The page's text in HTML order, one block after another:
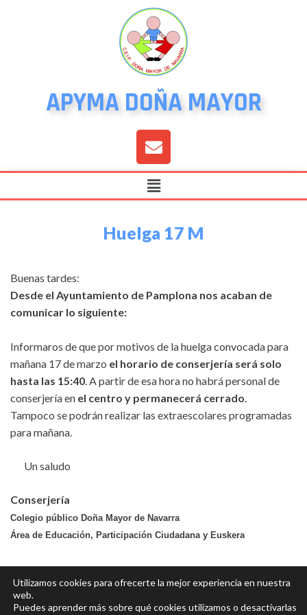
APYMA DOÑA MAYOR
Huelga 17 M
Buenas tardes:
Desde el Ayuntamiento de Pamplona nos acaban de
comunicar lo siguiente:
Informaros de que por motivos de la huelga convocada para
mañana 17 de marzo el horario de conserjería será solo
hasta las 15:40. A partir de esa hora no habrá personal de
conserjería en el centro y permanecerá cerrado.
Tampoco se podrán realizar las extraescolares programadas
para mañana.
Un saludo
Conserjería
Colegio público Doña Mayor de Navarra
Área de Educación, Participación Ciudadana y Euskera
Utilizamos cookies para ofrecerte la mejor experiencia en nuestra
web.
Puedes aprender más sobre qué cookies utilizamos o desactivarlas